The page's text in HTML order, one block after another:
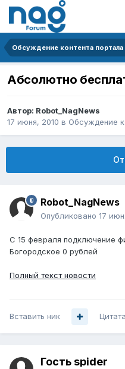
Обсуждение контента портала
Абсолютно
Автор: Robot_NagNews
17 июня, 2010 в Обсуждение
Robot_NagNews
Опубликовано 17
С 15 февраля подключение
Богородское 0 рублей
Полный текст новости
Вставить ник Цитата
Гость spider